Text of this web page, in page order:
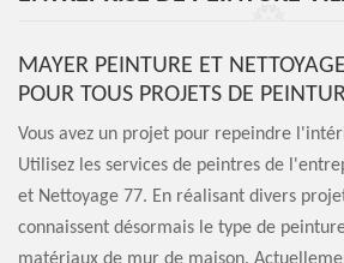
MAYER PEINTURE ET
POUR TOUS PROJETS DE
Vous avez un projet pour repeindre
Utilisez les services de peintres de
et Nettoyage 77. En réalisant divers
connaissent désormais le type de